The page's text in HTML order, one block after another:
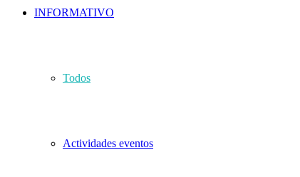
INFORMATIVO
Todos
Actividades eventos